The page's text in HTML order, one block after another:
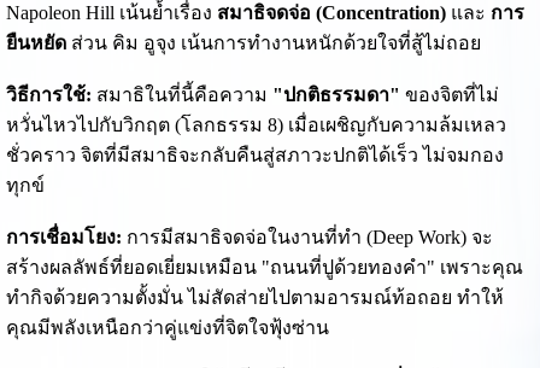
Napoleon Hill เน้นย้ำเรื่อง สมาธิจดจ่อ (Concentration)และ การ
ยืนหยัดส่วน คิม อูจุง เน้นการทำงานหนักด้วยใจที่สู้ไม่ถอย
วิธีการใช้: สมาธิในที่นี้คือความ "ปกติธรรมดา" ของจิตที่ไม่
หวั่นไหวไปกับวิกฤต (โลกธรรม 8) เมื่อเผชิญกับความล้มเหลว
ชั่วคราว จิตที่มีสมาธิจะกลับคืนสู่สภาวะปกติได้เร็ว ไม่จมกอง
ทุกข์
การเชื่อมโยง: การมีสมาธิจดจ่อในงานที่ทำ (Deep Work) จะ
สร้างผลลัพธ์ที่ยอดเยี่ยมเหมือน "ถนนที่ปูด้วยทองคำ" เพราะคุณ
ทำกิจด้วยความตั้งมั่น ไม่สัดส่ายไปตามอารมณ์ท้อถอย ทำให้
คุณมีพลังเหนือกว่าคู่แข่งที่จิตใจฟุ้งซ่าน